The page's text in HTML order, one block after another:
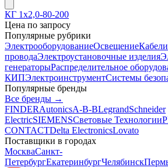
КГ 1х2,0-80-200
Цена по запросу
Популярные рубрики
ЭлектрооборудованиеОсвещение
проводаЭлектроустановочные изделия
генераторыРаспределительное
КИПЭлектроинструментСистемы
Популярные бренды
Все бренды →
FINDERAutonicsA-B-BLegrandSchneider
ElectricSIEMENSСветовые Технологии
CONTACTDelta ElectronicsLovato
Поставщики в городах
МоскваСанкт-
ПетербургЕкатеринбургЧелябинск